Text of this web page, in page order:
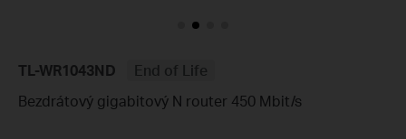
TL-WR1043ND
End of Life
Bezdrátový gigabitový N router 450 Mbit/s